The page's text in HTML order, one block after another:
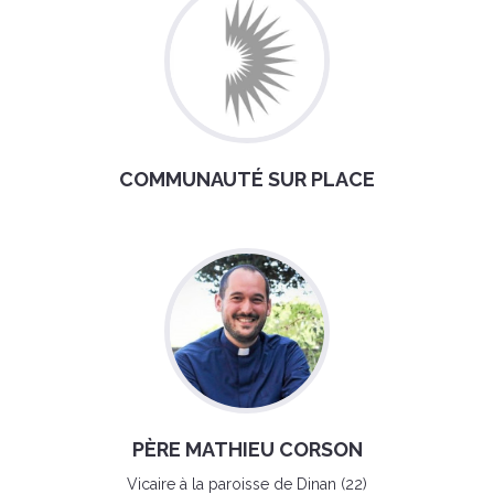
COMMUNAUTÉ SUR PLACE
PÈRE MATHIEU CORSON
Vicaire à la paroisse de Dinan (22)